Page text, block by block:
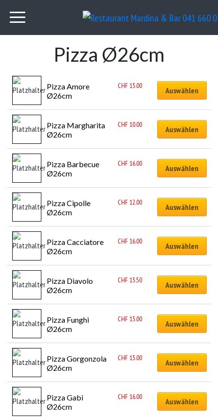
Pizza Ø26cm
Pizza Amore
Ø26cm
CHF 13.00 Auswählen
Pizza Margharita
Ø26cm
CHF 10.00 Auswählen
Pizza Barbecue
Ø26cm
CHF 16.00 Auswählen
Pizza Cipolle
Ø26cm
CHF 12.00 Auswählen
Pizza Cacciatore
Ø26cm
CHF 16.00 Auswählen
Pizza Diavolo
Ø26cm
CHF 13.50 Auswählen
Pizza Funghi
Ø26cm
CHF 13.00 Auswählen
Pizza Gorgonzola
Ø26cm
CHF 13.00 Auswählen
Pizza Gabi
Ø26cm
CHF 16.00 Auswählen